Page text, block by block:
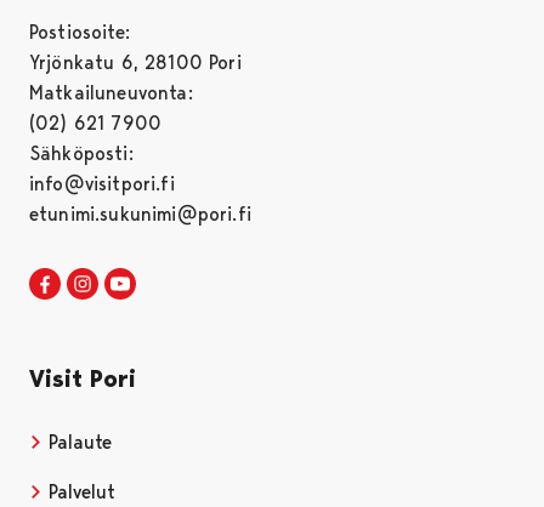
Postiosoite:
Yrjönkatu 6, 28100 Pori
Matkailuneuvonta:
(02) 621 7900
Sähköposti:
info@visitpori.fi
etunimi.sukunimi@pori.fi
Visit Pori Facebookissa
Avautuu uudessa välilehdessä
Visit Pori Instagrammissa
Avautuu uudessa välilehdessä
Visit Pori
Palaute
Palvelut